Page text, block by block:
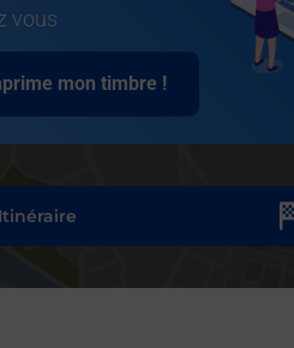
vous
mon timbre !
Itinéraire